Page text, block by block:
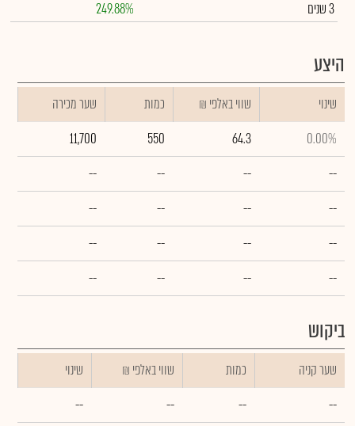
3 שנים
249.88%
היצע
שינוי ₪ שווי באלפי כמות
שער מכירה
0.00%
64.3
550
11,700
--
--
--
--
--
--
--
--
--
--
--
--
--
--
--
--
ביקוש
שער קניה כמות ₪ שווי באלפי
שינוי
--
--
--
--